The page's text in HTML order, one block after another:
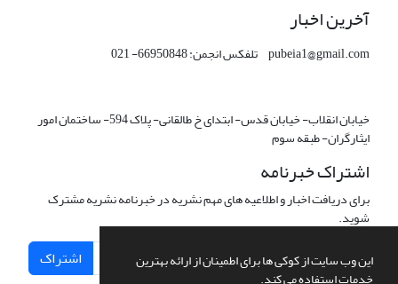
این وب سایت از کوکی ها برای اطمینان از ارائه بهترین
خدمات استفاده می کند.
آخرین اخبار
pubeia1@gmail.com تلفکس انجمن: 66950848- 021
خیابان انقلاب- خیابان قدس- ابتدای خ طالقانی- پلاک 594- ساختمان امور
ایثارگران- طبقه سوم
اشتراک خبرنامه
برای دریافت اخبار و اطلاعیه های مهم نشریه در خبرنامه نشریه مشترک
شوید.
اشتراک